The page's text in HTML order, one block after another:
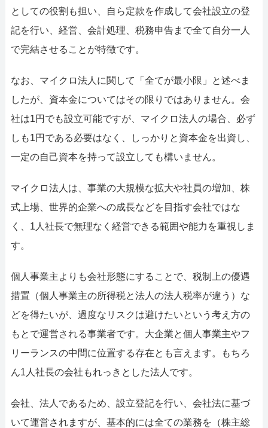
としての役割も担い、自ら定款を作成して会社設立の登
記を行い、経営、会計処理、税務申告まで全て自分一人
で完結させることが特徴です。
なお、マイクロ法人に関して「全てが最小限」と述べま
したが、資本金についてはその限りではありません。会
社は1円でも設立可能ですが、マイクロ法人の場合、必ず
しも1円である必要はなく、しっかりと資本金を出資し、
一定の自己資本を持って設立しても構いません。
マイクロ法人は、事業の大規模な拡大や社員の増加、株
式上場、世界的企業への成長などを目指す会社ではな
く、1人社長で無理なく経営できる範囲や能力を重視しま
す。
個人事業主よりも会社形態にすることで、税制上の優遇
措置（個人事業主の所得税と法人の法人税率が違う）な
どを得たいが、過度なリスクは避けたいという考え方の
もとで運営される事業者です。大企業と個人事業主やフ
リーランスの中間に位置する存在とも言えます。もちろ
ん1人社長の会社もれっきとした法人です。
会社、法人であるため、設立登記を行い、会社法に基づ
いて運営されますが、基本的には全ての業務を（株主総